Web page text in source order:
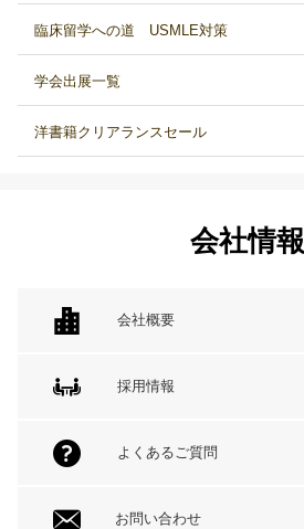
臨床留学への道 USMLE対策
学会出展一覧
洋書籍クリアランスセール
会社情報
会社概要
採用情報
よくあるご質問
お問い合わせ